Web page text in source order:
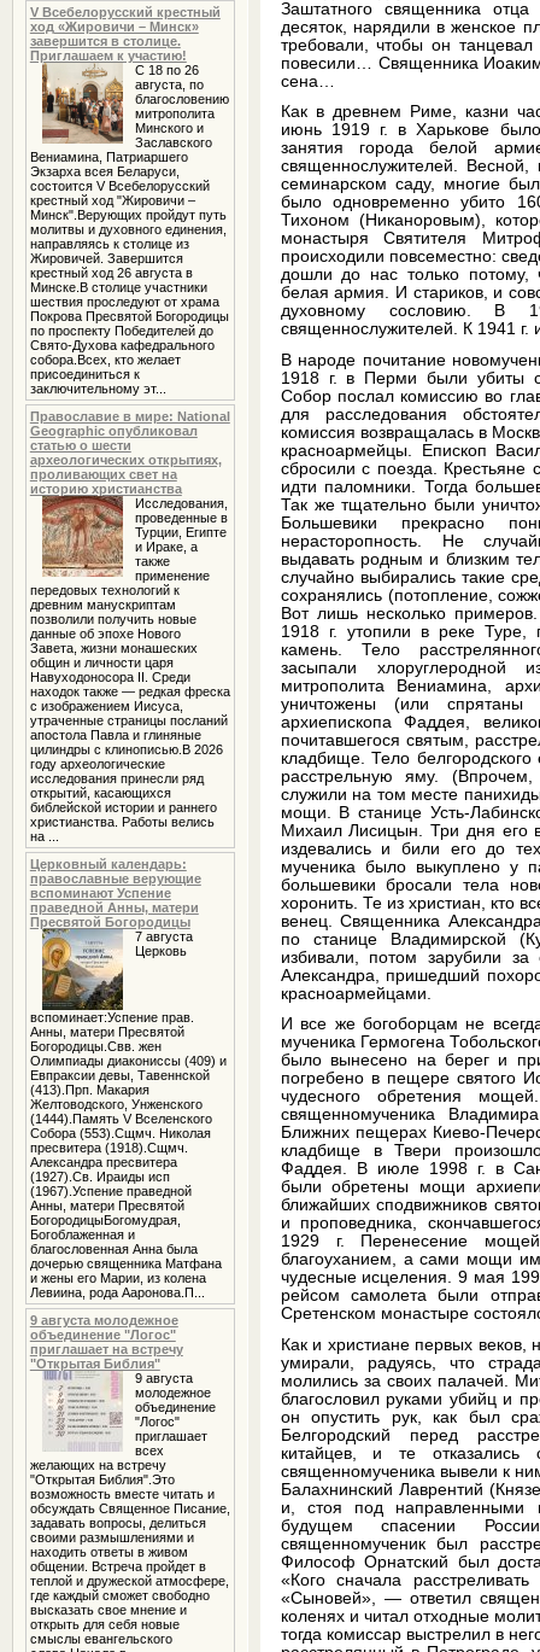
V Всебелорусский крестный
ход «Жировичи – Минск»
завершится в столице.
Приглашаем к участию!
С 18 по 26
августа, по
благословению
митрополита
Минского и
Заславского
Вениамина, Патриаршего
Экзарха всея Беларуси,
состоится V Всебелорусский
крестный ход "Жировичи –
Минск".Верующих пройдут путь
молитвы и духовного единения,
направляясь к столице из
Жировичей. Завершится
крестный ход 26 августа в
Минске.В столице участники
шествия проследуют от храма
Покрова Пресвятой Богородицы
по проспекту Победителей до
Свято-Духова кафедрального
собора.Всех, кто желает
присоединиться к
заключительному эт...
Православие в мире: National
Geographic опубликовал
статью о шести
археологических открытиях,
проливающих свет на
историю христианства
Исследования,
проведенные в
Турции, Египте
и Ираке, а
также
применение
передовых технологий к
древним манускриптам
позволили получить новые
данные об эпохе Нового
Завета, жизни монашеских
общин и личности царя
Навуходоносора II. Среди
находок также — редкая фреска
с изображением Иисуса,
утраченные страницы посланий
апостола Павла и глиняные
цилиндры с клинописью.В 2026
году археологические
исследования принесли ряд
открытий, касающихся
библейской истории и раннего
христианства. Работы велись
на ...
Церковный календарь:
православные верующие
вспоминают Успение
праведной Анны, матери
Пресвятой Богородицы
7 августа
Церковь
вспоминает:Успение прав.
Анны, матери Пресвятой
Богородицы.Свв. жен
Олимпиады диакониссы (409) и
Евпраксии девы, Тавеннской
(413).Прп. Макария
Желтоводского, Унженского
(1444).Память V Вселенского
Собора (553).Сщмч. Николая
пресвитера (1918).Сщмч.
Александра пресвитера
(1927).Св. Ираиды исп
(1967).Успение праведной
Анны, матери Пресвятой
БогородицыБогомудрая,
Богоблаженная и
благословенная Анна была
дочерью священника Матфана
и жены его Марии, из колена
Левиина, рода Ааронова.П...
9 августа молодежное
объединение "Логос"
приглашает на встречу
"Открытая Библия"
9 августа
молодежное
объединение
"Логос"
приглашает
всех
желающих на встречу
"Открытая Библия".Это
возможность вместе читать и
обсуждать Священное Писание,
задавать вопросы, делиться
своими размышлениями и
находить ответы в живом
общении. Встреча пройдет в
теплой и дружеской атмосфере,
где каждый сможет свободно
высказать свое мнение и
открыть для себя новые
смыслы евангельского
Заштатного священника
десяток, нарядили в женское
требовали, чтобы он
повесили… Священника
сена…
Как в древнем Риме, казни
июнь 1919 г. в Харькове
занятия города белой
священнослужителей.
семинарском саду, многие
было одновременно убито
Тихоном (Никаноровым),
монастыря Святителя
происходили повсеместно:
дошли до нас только потому,
белая армия. И стариков, и
духовному сословию.
священнослужителей. К 1941 г.
В народе почитание
1918 г. в Перми были убиты
Собор послал комиссию во
для расследования
комиссия возвращалась в
красноармейцы. Епископ
сбросили с поезда. Крестьяне
идти паломники. Тогда
Так же тщательно были
Большевики прекрасно
нерасторопность. Не
выдавать родным и близким
случайно выбирались такие
сохранялись (потопление,
Вот лишь несколько
1918 г. утопили в реке Туре,
камень. Тело
засыпали хлоруглеродной
митрополита Вениамина,
уничтожены (или спрятаны
архиепископа Фаддея,
почитавшегося святым,
кладбище. Тело
расстрельную яму.
служили на том месте
мощи. В станице Усть-
Михаил Лисицын. Три дня его
издевались и били его до
мученика было выкуплено у
большевики бросали тела
хоронить. Те из христиан, кто
венец. Священника
по станице Владимирской
избивали, потом зарубили
Александра, пришедший
красноармейцами.
И все же богоборцам не
мученика Гермогена
было вынесено на берег и
погребено в пещере святого
чудесного обретения
священномученика
Ближних пещерах Киево-
кладбище в Твери
Фаддея. В июле 1998 г. в
были обретены мощи
ближайших сподвижников
и проповедника,
1929 г. Перенесение
благоуханием, а сами мощи
чудесные исцеления. 9 мая
рейсом самолета были
Сретенском монастыре
Как и христиане первых
умирали, радуясь, что
молились за своих палачей.
благословил руками убийц и
он опустить рук, как был
Белгородский перед
китайцев, и те
священномученика вывели к
Балахнинский Лаврентий
и, стоя под направленными
будущем спасении
священномученик был
Философ Орнатский был
«Кого сначала
«Сыновей», — ответил
коленях и читал отходные
тогда комиссар выстрелил в